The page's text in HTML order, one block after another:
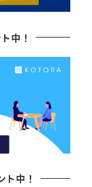
中！
ト中！